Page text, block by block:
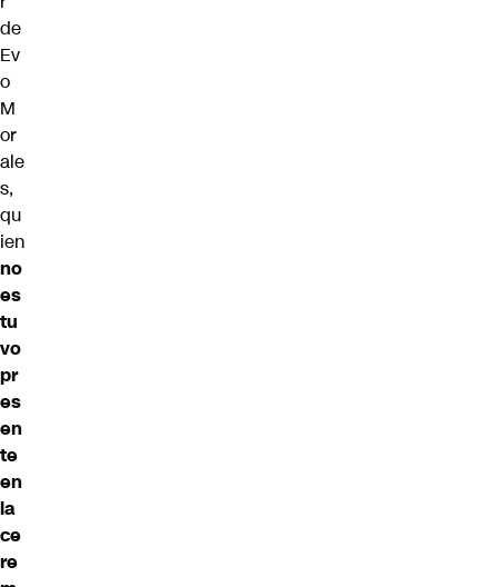
de
Ev
o
M
or
ale
s,
qu
ien
no
es
tu
vo
pr
es
en
te
en
la
ce
re